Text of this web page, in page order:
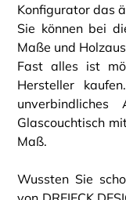
Konfigurator das
Sie können bei
Maße und
Fast alles ist
Hersteller
Glascouchtisch
Maß.
Wussten Sie